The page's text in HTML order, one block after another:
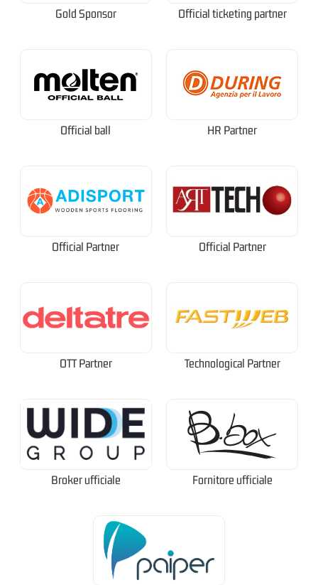
Gold Sponsor Official ticketing partner
Official ball HR Partner
Official Partner Official Partner
OTT Partner Technological Partner
Broker ufficiale Fornitore ufficiale